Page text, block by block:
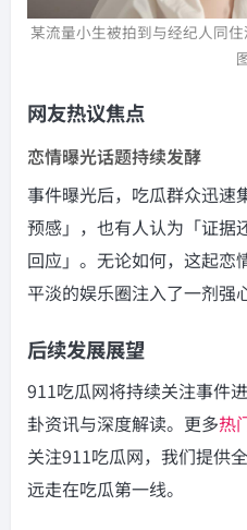
某流量小生被拍到与经纪人同
网友热议焦点
恋情曝光话题持续发酵
事件曝光后，吃瓜群众迅速
预感」，也有人认为「证据
回应」。无论如何，这起恋
平淡的娱乐圈注入了一剂强
后续发展展望
911吃瓜网将持续关注事件
卦资讯与深度解读。更多热
关注911吃瓜网，我们提供
远走在吃瓜第一线。